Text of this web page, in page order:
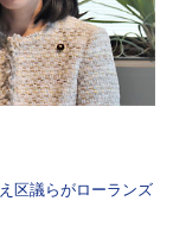
区議らがローランズ